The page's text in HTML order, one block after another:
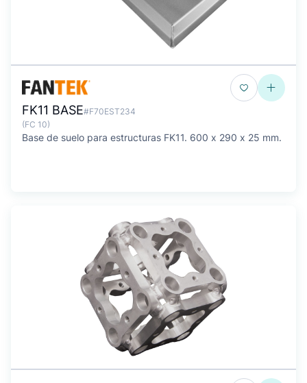
FK11 BASE#F70EST234
(FC 10)
Base de suelo para estructuras FK11. 600 x 290 x 25 mm.